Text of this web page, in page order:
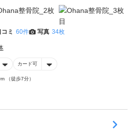
コミ 60件 写真 34枚
カード可
（徒歩7分）